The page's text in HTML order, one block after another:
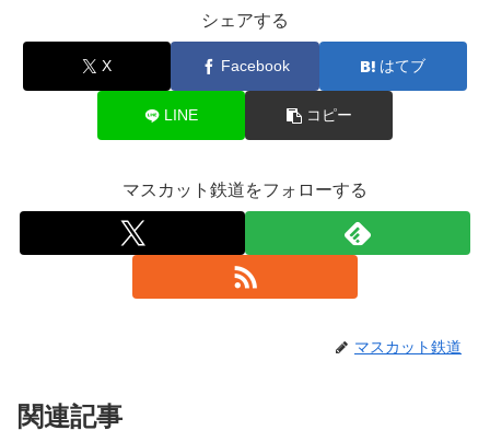
シェアする
X Facebook はてブ
LINE コピー
マスカット鉄道をフォローする
マスカット鉄道
関連記事